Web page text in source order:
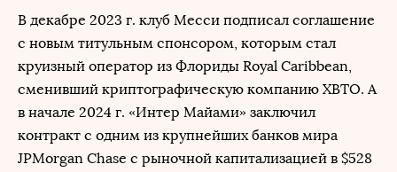
В декабре 2023 г. клуб Месси подписал соглашение
с новым титульным спонсором, которым стал
круизный оператор из Флориды Royal Caribbean,
сменивший криптографическую компанию XBTO. А
в начале 2024 г. «Интер Майами» заключил
контракт с одним из крупнейших банков мира
JPMorgan Chase с рыночной капитализацией в $528